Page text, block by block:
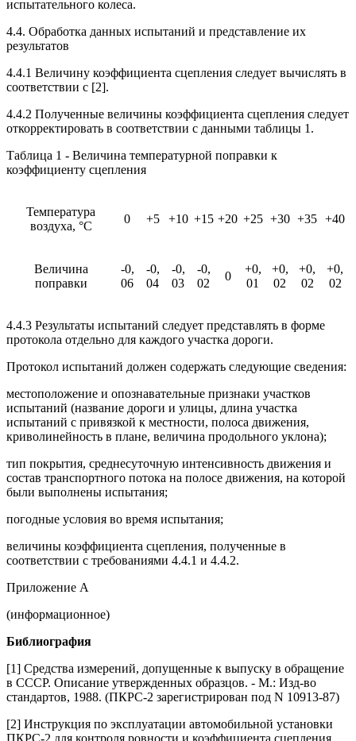
испытательного колеса.
4.4. Обработка данных испытаний и представление их
результатов
4.4.1 Величину коэффициента сцепления следует вычислять в
соответствии с [2].
4.4.2 Полученные величины коэффициента сцепления следует
откорректировать в соответствии с данными таблицы 1.
Таблица 1 - Величина температурной поправки к
коэффициенту сцепления
Температура
воздуха, °C
0 +5 +10 +15 +20 +25 +30 +35 +40
Величина
поправки
-0,
06
-0,
04
-0,
03
-0,
02
0
+0,
01
+0,
02
+0,
02
+0,
02
4.4.3 Результаты испытаний следует представлять в форме
протокола отдельно для каждого участка дороги.
Протокол испытаний должен содержать следующие сведения:
местоположение и опознавательные признаки участков
испытаний (название дороги и улицы, длина участка
испытаний с привязкой к местности, полоса движения,
криволинейность в плане, величина продольного уклона);
тип покрытия, среднесуточную интенсивность движения и
состав транспортного потока на полосе движения, на которой
были выполнены испытания;
погодные условия во время испытания;
величины коэффициента сцепления, полученные в
соответствии с требованиями 4.4.1 и 4.4.2.
Приложение А
(информационное)
Библиография
[1] Средства измерений, допущенные к выпуску в обращение
в СССР. Описание утвержденных образцов. - М.: Изд-во
стандартов, 1988. (ПКРС-2 зарегистрирован под N 10913-87)
[2] Инструкция по эксплуатации автомобильной установки
ПКРС-2 для контроля ровности и коэффициента сцепления